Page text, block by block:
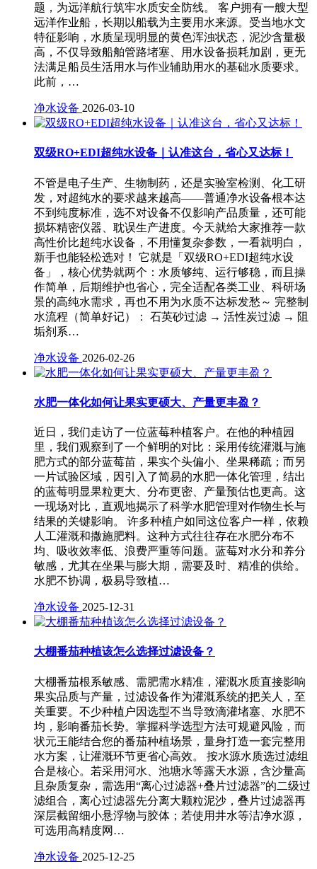
题，为远洋航行筑牢水质安全防线。 客户拥有一艘大型
远洋作业船，长期以船载为主要用水来源。受当地水文
特征影响，水质呈现明显的黄色浑浊状态，泥沙含量极
高，不仅导致船舶管路堵塞、用水设备损耗加剧，更无
法满足船员生活用水与作业辅助用水的基础水质要求。
此前，…
净水设备 2026-03-10
双级RO+EDI超纯水设备｜认准这台，省心又达标！
不管是电子生产、生物制药，还是实验室检测、化工研
发，对超纯水的要求越来越高——普通净水设备根本达
不到纯度标准，选不对设备不仅影响产品质量，还可能
损坏精密仪器、耽误生产进度。今天就给大家推荐一款
高性价比超纯水设备，不用懂复杂参数，一看就明白，
新手也能轻松选对！ 它就是「双级RO+EDI超纯水设
备」，核心优势就两个：水质够纯、运行够稳，而且操
作简单，后期维护也省心，完全适配各类工业、科研场
景的高纯水需求，再也不用为水质不达标发愁～ 完整制
水流程（简单好记）： 石英砂过滤 → 活性炭过滤 → 阻
垢剂系…
净水设备 2026-02-26
水肥一体化如何让果实更硕大、产量更丰盈？
近日，我们走访了一位蓝莓种植客户。在他的种植园
里，我们观察到了一个鲜明的对比：采用传统灌溉与施
肥方式的部分蓝莓苗，果实个头偏小、坐果稀疏；而另
一片试验区域，因引入了简易的水肥一体化管理，结出
的蓝莓明显果粒更大、分布更密、产量预估也更高。这
一现场对比，直观地揭示了科学水肥管理对作物生长与
结果的关键影响。 许多种植户如同这位客户一样，依赖
人工灌溉和撒施肥料。这种方式往往存在水肥分布不
均、吸收效率低、浪费严重等问题。蓝莓对水分和养分
敏感，尤其在坐果与膨大期，需要及时、精准的供给。
水肥不协调，极易导致植…
净水设备 2025-12-31
大棚番茄种植该怎么选择过滤设备？
大棚番茄根系敏感、需肥需水精准，灌溉水质直接影响
果实品质与产量，过滤设备作为灌溉系统的把关人，至
关重要。不少种植户因选型不当导致滴灌堵塞、水肥不
均，影响番茄长势。掌握科学选型方法可规避风险，而
状元王能结合您的番茄种植场景，量身打造一套完整用
水方案，让灌溉环节更省心高效。 按水源水质选过滤组
合是核心。若采用河水、池塘水等露天水源，含沙量高
且杂质复杂，需选用“离心过滤器+叠片过滤器”的二级过
滤组合，离心过滤器先分离大颗粒泥沙，叠片过滤器再
深层截留细小悬浮物与胶体；若使用井水等洁净水源，
可选用高精度网…
净水设备 2025-12-25